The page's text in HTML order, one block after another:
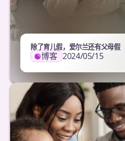
除了育儿假，爱尔兰还有父母假
博客 2024/05/15